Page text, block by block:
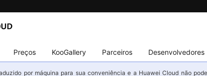
Preços KooGallery Parceiros Desenvolvedores
por máquina para sua conveniência e a Huawei Cloud não